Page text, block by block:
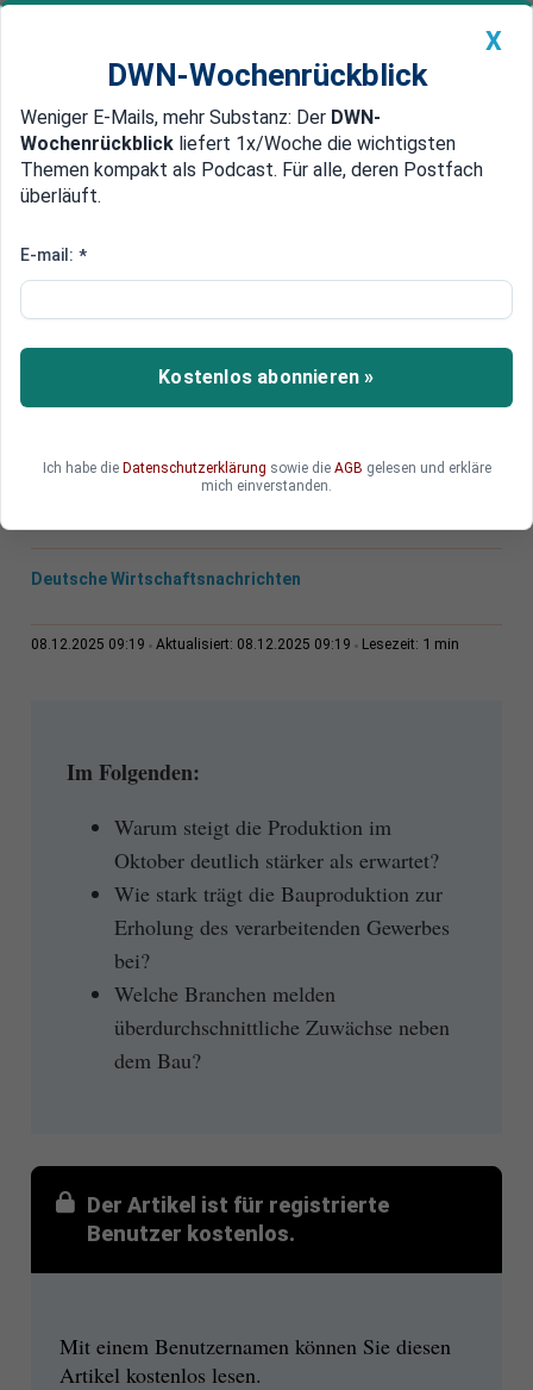
Newsticker MEIN DWN: Geldanlage Premium
Edelmetalle DWN-Magazin China
Industrieproduktion im
Erholung fort
Die deutsche Industrieproduktion legt erneut zu
– vor allem der Bau liefert Rückenwind. Nach
Signale, doch nicht alle Branchen profitieren.
Deutsche Wirtschaftsnachrichten
08.12.2025 09:19 Aktualisiert: 08.12.2025 09:19 Lesezeit: 1 min
Im Folgenden:
Warum steigt die Produktion im
Oktober deutlich stärker als erwartet?
Wie stark trägt die Bauproduktion zur
Erholung des verarbeitenden Gewerbes
bei?
Welche Branchen melden
überdurchschnittliche Zuwächse neben
dem Bau?
Der Artikel ist für registrierte
Benutzer kostenlos.
Mit einem Benutzernamen können Sie diesen
Artikel kostenlos lesen.
X
DWN-Wochenrückblick
Weniger E-Mails, mehr Substanz: Der DWN-
Wochenrückblick liefert 1x/Woche die wichtigsten
Themen kompakt als Podcast. Für alle, deren Postfach
überläuft.
E-mail: *
Kostenlos abonnieren »
Ich habe die Datenschutzerklärung sowie die AGB gelesen und erkläre
mich einverstanden.